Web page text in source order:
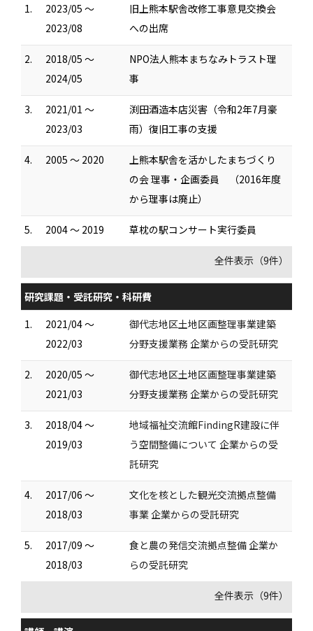
1.
2023/05 ～
2023/08
旧上熊本駅舎改修工事意見交換会
への出席
2.
2018/05 ～
2024/05
NPO法人熊本まちなみトラスト理
事
3.
2021/01 ～
2023/03
渕田酒造本店災害（令和2年7月豪
雨）復旧工事の支援
4. 2005 ～ 2020
上熊本駅舎を活かしたまちづくり
の会 理事・企画委員 （2016年度
から理事は廃止）
5. 2004 ～ 2019 草枕の駅コンサート実行委員
全件表示（9件）
研究課題・受託研究・科研費
1.
2021/04 ～
2022/03
御代志地区土地区画整理事業建築
分野支援業務 企業からの受託研究
2.
2020/05 ～
2021/03
御代志地区土地区画整理事業建築
分野支援業務 企業からの受託研究
3.
2018/04 ～
2019/03
地域福祉交流館FindingR建設に伴
う空間整備について 企業からの受
託研究
4.
2017/06 ～
2018/03
文化を核とした観光交流拠点整備
事業 企業からの受託研究
5.
2017/09 ～
2018/03
食と農の発信交流拠点整備 企業か
らの受託研究
全件表示（9件）